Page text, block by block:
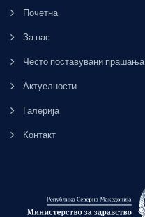
Почетна
За нас
Често поставувани прашања
Актуелности
Галерија
Контакт